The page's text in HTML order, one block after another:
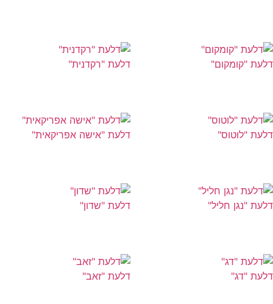
"קומקום" דלעת "רקדנית"
"לוטוס" דלעת "אישה אפריקאית"
"נגן חליל" דלעת "שדון"
"דג" דלעת "זאב"